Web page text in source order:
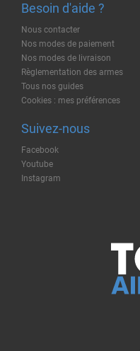
Besoin d'aide ?
Nous contacter
Nos modes de paiement
Nos modes de livraison
Règlementation des armes
Tous nos guides
Cookies : mes préférences
Suivez-nous
Facebook
Youtube
Instagram